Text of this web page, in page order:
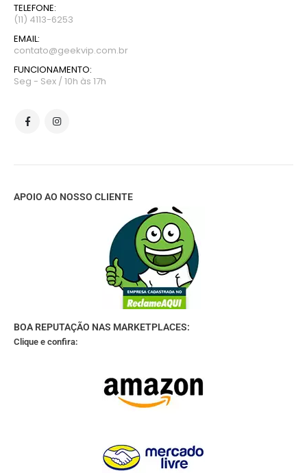
TELEFONE:
(11) 4113-6253
EMAIL:
contato@geekvip.com.br
FUNCIONAMENTO:
Seg - Sex / 10h às 17h
APOIO AO NOSSO CLIENTE
BOA REPUTAÇÃO NAS MARKETPLACES:
Clique e confira: